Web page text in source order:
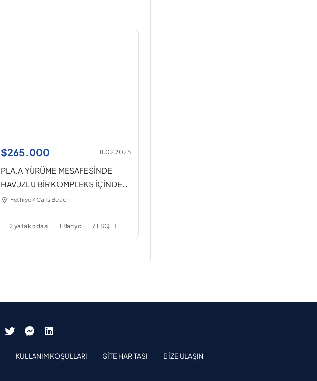
$265.000 11.02.2025
PLAJA YÜRÜME MESAFESİNDE
HAVUZLU BİR KOMPLEKS İÇİNDE
DAİRE – ÖZEL GİRİŞ
Fethiye / Calis Beach
2 yatak odası 1 Banyo 71 SQFT
KULLANIM KOŞULLARI SITE HARITASI BIZE ULAŞIN